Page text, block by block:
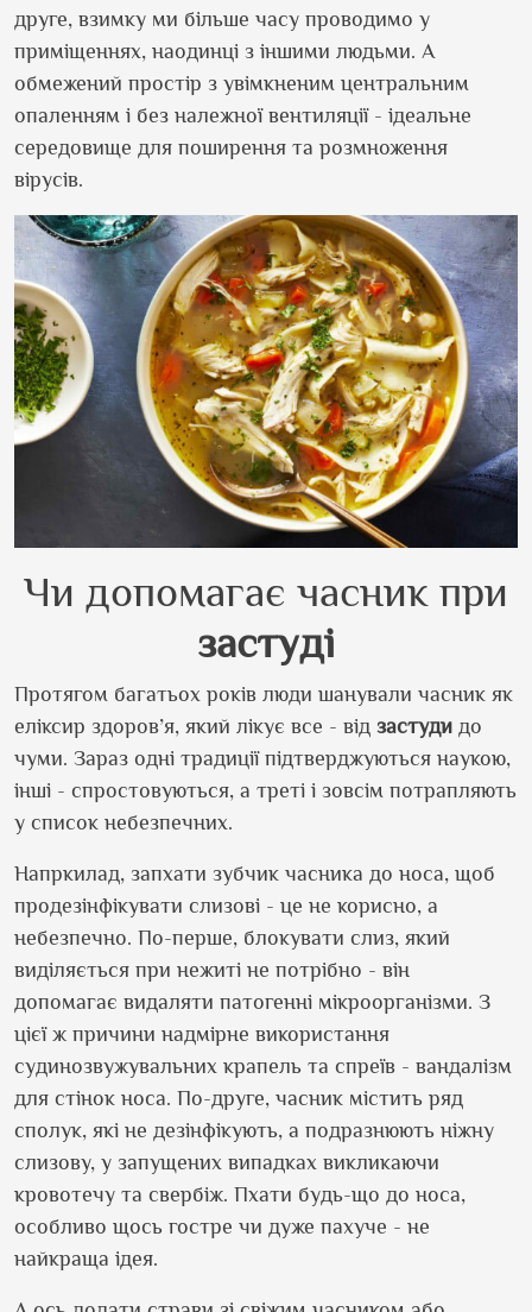
друге, взимку ми більше часу проводимо у
приміщеннях, наодинці з іншими людьми. А
обмежений простір з увімкненим центральним
опаленням і без належної вентиляції - ідеальне
середовище для поширення та розмноження
вірусів.
Чи допомагає часник при
застуді
Протягом багатьох років люди шанували часник як
еліксир здоров’я, який лікує все - від застуди до
чуми. Зараз одні традиції підтверджуються наукою,
інші - спростовуються, а треті і зовсім потрапляють
у список небезпечних.
Напркилад, запхати зубчик часника до носа, щоб
продезінфікувати слизові - це не корисно, а
небезпечно. По-перше, блокувати слиз, який
виділяється при нежиті не потрібно - він
допомагає видаляти патогенні мікроорганізми. З
цієї ж причини надмірне використання
судинозвужувальних крапель та спреїв - вандалізм
для стінок носа. По-друге, часник містить ряд
сполук, які не дезінфікують, а подразнюють ніжну
слизову, у запущених випадках викликаючи
кровотечу та свербіж. Пхати будь-що до носа,
особливо щось гостре чи дуже пахуче - не
найкраща ідея.